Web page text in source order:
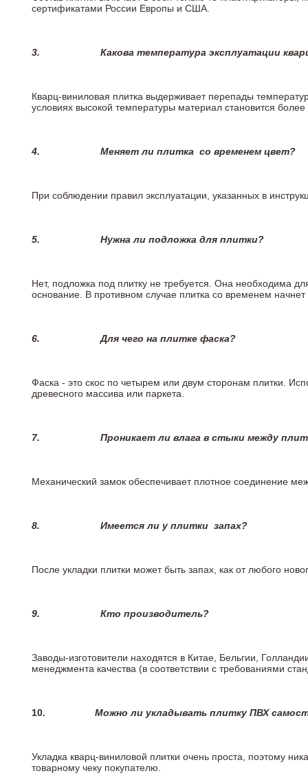
сертификатами России Европы и США.
3. Какова температура эксплуатации
Кварц-виниловая плитка выдерживает перепады
условиях высокой температуры материал становится
4. Меняет ли плитка со временем цвет?
При соблюдении правил эксплуатации, указанных в
5. Нужна ли подложка для плитки?
Нет, подложка под плитку не требуется. Она необходима
основание. В противном случае плитка со временем
6.Для чего на плитке фаска?
Фаска - это скос по четырем или двум сторонам плитки.
древесного массива или паркета.
7. Проникает ли влага в стыки между
Механический замок обеспечивает плотное соединение
8. Имеется ли у плитки запах?
После укладки плитки может быть запах, как от любого
9. Кто производитель?
Заводы-изготовители находятся в Китае, Бельгии,
менеджмента качества (в соответствии с требованиями
10. Можно ли укладывать плитку ПВХ
Укладка кварц-виниловой плитки очень проста, поэтому
товарному чеку покупателю.